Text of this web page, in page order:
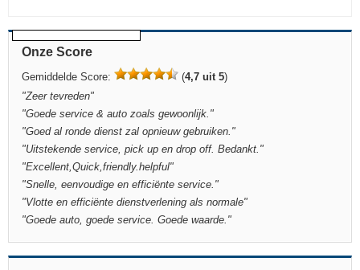
Onze Score
Gemiddelde Score: (4,7 uit 5)
"Zeer tevreden"
"Goede service & auto zoals gewoonlijk. "
"Goed al ronde dienst zal opnieuw gebruiken. "
"Uitstekende service, pick up en drop off. Bedankt. "
"Excellent,Quick,friendly.helpful"
"Snelle, eenvoudige en efficiënte service. "
"Vlotte en efficiënte dienstverlening als normale"
"Goede auto, goede service. Goede waarde. "